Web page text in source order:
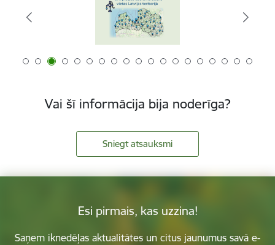
Vai šī informācija bija noderīga?
Sniegt atsauksmi
Esi pirmais, kas uzzina!
Saņem iknedēļas aktualitātes un citus jaunumus savā e-